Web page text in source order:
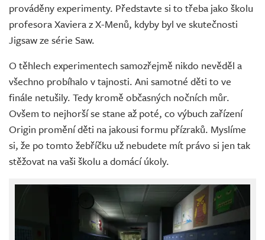
prováděny experimenty. Představte si to třeba jako školu
profesora Xaviera z X-Menů, kdyby byl ve skutečnosti
Jigsaw ze série Saw.
O těhlech experimentech samozřejmě nikdo nevěděl a
všechno probíhalo v tajnosti. Ani samotné děti to ve
finále netušily. Tedy kromě občasných nočních můr.
Ovšem to nejhorší se stane až poté, co výbuch zařízení
Origin promění děti na jakousi formu přízraků. Myslíme
si, že po tomto žebříčku už nebudete mít právo si jen tak
stěžovat na vaši školu a domácí úkoly.